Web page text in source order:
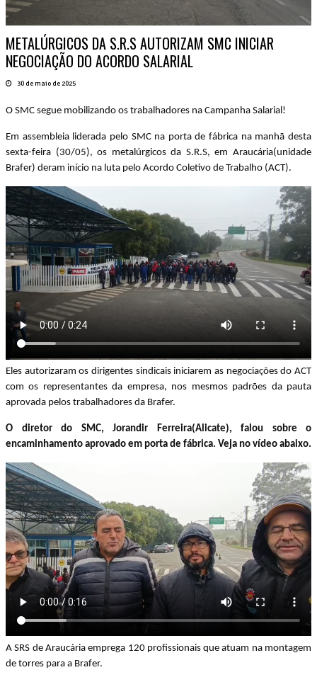
METALÚRGICOS DA S.R.S AUTORIZAM SMC INICIAR
NEGOCIAÇÃO DO ACORDO SALARIAL
30 de maio de 2025
O SMC segue mobilizando os trabalhadores na Campanha Salarial!
Em assembleia liderada pelo SMC na porta de fábrica na manhã desta
sexta-feira (30/05), os metalúrgicos da S.R.S, em Araucária(unidade
Brafer) deram início na luta pelo Acordo Coletivo de Trabalho (ACT).
Eles autorizaram os dirigentes sindicais iniciarem as negociações do ACT
com os representantes da empresa, nos mesmos padrões da pauta
aprovada pelos trabalhadores da Brafer.
O diretor do SMC, Jorandir Ferreira(Alicate), falou sobre o
encaminhamento aprovado em porta de fábrica. Veja no vídeo abaixo.
A SRS de Araucária emprega 120 profissionais que atuam na montagem
de torres para a Brafer.